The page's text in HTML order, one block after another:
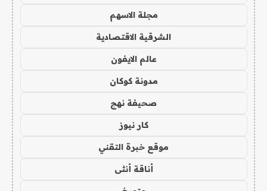
مجلة الاسهم
الشرقية الاقتصادية
عالم الايفون
مدونة كوكان
صحيفة نهج
كار نيوز
موقع خبرة التقني
أناقة أنثى